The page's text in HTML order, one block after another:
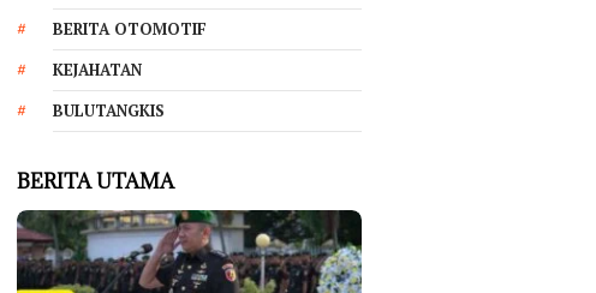
BERITA OTOMOTIF
KEJAHATAN
BULUTANGKIS
BERITA UTAMA